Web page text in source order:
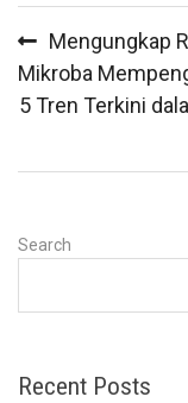
navigation
Mengungkap
Mikroba
5 Tren Terkini
Search
Recent Posts